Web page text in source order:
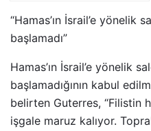
“Hamas’ın İsrail’e yönelik
başlamadı”
Hamas’ın İsrail’e yönelik
başlamadığının kabul
belirten Guterres, “Filistin
işgale maruz kalıyor.